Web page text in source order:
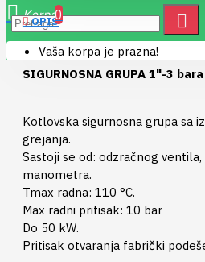
0
Vaša korpa je prazna!
OPIS
SIGURNOSNA GRUPA 1"-3
Kotlovska sigurnosna grupa sa
grejanja.
Sastoji se od: odzračnog
manometra.
Tmax radna: 110 °C.
Max radni pritisak: 10 bar
Do 50 kW.
Pritisak otvaranja fabrički